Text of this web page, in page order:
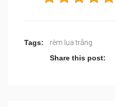
Tags:
rèm lụa trắng
Share this post: